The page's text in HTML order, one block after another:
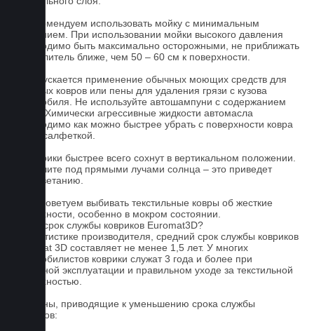
2. Рекомендуем использовать мойку с минимальным
давлением. При использовании мойки высокого давления
необходимо быть максимально осторожными, не приближать
распылитель ближе, чем 50 – 60 см к поверхности.
3. Допускается применение обычных моющих средств для
бытовых ковров или пены для удаления грязи с кузова
автомобиля. Не используйте автошампуни с содержанием
воска! Химически агрессивные жидкости автомасла
необходимо как можно быстрее убрать с поверхности ковра
сухой салфеткой.
4. Коврики быстрее всего сохнут в вертикальном положении.
Не сушите под прямыми лучами солнца – это приведет
к выцветанию.
5. Не советуем выбивать текстильные ковры об жесткие
поверхности, особенно в мокром состоянии.
Какой срок службы ковриков Euromat3D?
По статистике производителя, средний срок службы ковриков
Euromat 3D составляет не менее 1,5 лет. У многих
автомобилистов коврики служат 3 года и более при
бережной эксплуатации и правильном уходе за текстильной
поверхностью.
Причины, приводящие к уменьшению срока службы
ковриков: